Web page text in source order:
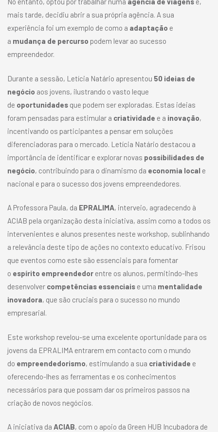
mais tarde, decidiu abrir a sua própria agência. A sua
experiência foi um exemplo de como a adaptação e
a mudança de percurso podem levar ao sucesso
empreendedor.
Durante a sessão, Letícia Natário apresentou 50 ideias de
negócio aos jovens, ilustrando o vasto leque
de oportunidades que podem ser exploradas. Estas ideias
foram pensadas para estimular a criatividade e a inovação,
incentivando os participantes a pensar em soluções
diferenciadoras para o mercado. Letícia Natário destacou a
importância de identificar e explorar novas possibilidades de
negócio, contribuindo para o dinamismo da economia local e
nacional e para o sucesso dos jovens empreendedores.
A Professora Paula, da EPRALIMA, interveio, agradecendo à
ACIAB pela organização desta iniciativa, assim como a todos os
intervenientes e alunos presentes neste workshop, sublinhando
a relevância deste tipo de ações no contexto educativo. Frisou
que eventos como este são essenciais para fomentar
o espírito empreendedor entre os alunos, permitindo-lhes
desenvolver competências essenciais e uma mentalidade
inovadora, que são cruciais para o sucesso no mundo
empresarial.
Este workshop revelou-se uma excelente oportunidade para os
jovens da EPRALIMA entrarem em contacto com o mundo
do empreendedorismo, estimulando a sua criatividade e
oferecendo-lhes as ferramentas e os conhecimentos
necessários para que possam dar os primeiros passos na
criação de novos negócios.
A iniciativa da ACIAB, com o apoio da Green HUB Incubadora de